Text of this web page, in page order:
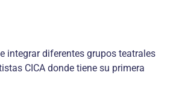
integrar diferentes grupos teatrales
CICA donde tiene su primera